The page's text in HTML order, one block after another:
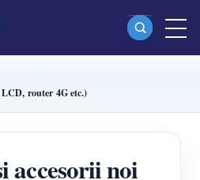
router 4G etc.)
accesorii noi